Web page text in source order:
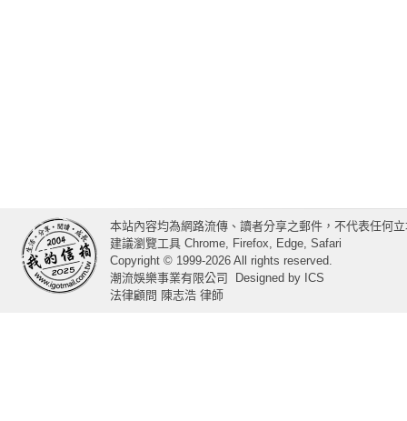
本站內容均為網路流傳、讀者分享之郵件，不代表任何
建議瀏覽工具 Chrome, Firefox, Edge, Safari
Copyright © 1999-2026 All rights reserved.
潮流娛樂事業有限公司
Designed by ICS
法律顧問 陳志浩 律師